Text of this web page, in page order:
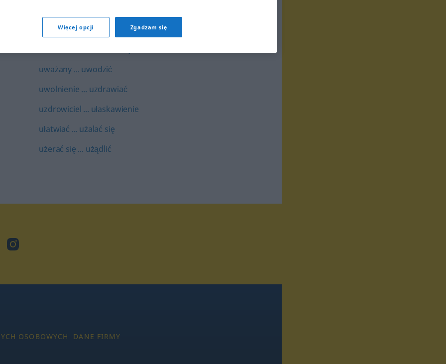
uszyć ... utożsamiać
uważany ... uwodzić
uwolnienie ... uzdrawiać
uzdrowiciel ... ułaskawienie
ułatwiać ... użalać się
użerać się ... użądlić
Instagram
OSOBOWYCH DANE FIRMY
Więcej opcji Zgadzam się